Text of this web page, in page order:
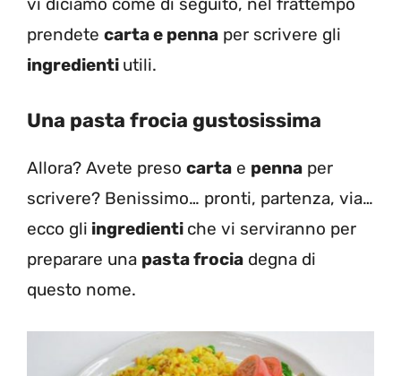
prendete carta e penna per scrivere gli
ingredienti utili.
Una pasta frocia gustosissima
Allora? Avete preso carta e penna per
scrivere? Benissimo… pronti, partenza, via…
ecco gli ingredienti che vi serviranno per
preparare una pasta frocia degna di
questo nome.